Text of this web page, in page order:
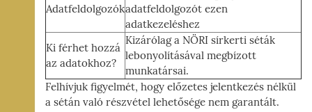
Adatfeldolgozókadatfeldolgozót ezen
adatkezeléshez
Ki férhet hozzá
az adatokhoz?
Kizárólag a NÖRI sírkerti séták
lebonyolításával megbízott
munkatársai.
Felhívjuk figyelmét, hogy előzetes jelentkezés nélkül
a sétán való részvétel lehetősége nem garantált.